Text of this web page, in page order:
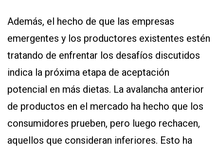
Además, el hecho de que las empresas
emergentes y los productores existentes estén
tratando de enfrentar los desafíos discutidos
indica la próxima etapa de aceptación
potencial en más dietas. La avalancha anterior
de productos en el mercado ha hecho que los
consumidores prueben, pero luego rechacen,
aquellos que consideran inferiores. Esto ha